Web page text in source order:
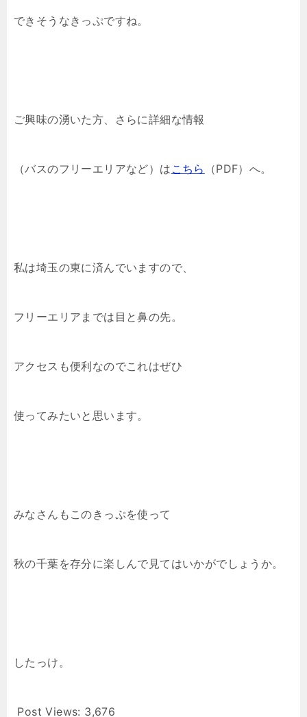
できそうなきっぷですね。
ご興味の湧いた方、さらに詳細な情報
（バスのフリーエリアなど）は こちら （PDF）へ。
私は埼玉の東に済んでいますので、
フリーエリアまでは目と鼻の先。
アクセスも便利なのでこれはぜひ
使ってみたいと思います。
みなさんもこのきっぷを使って
秋の千葉を存分に楽しんで見てはいかがでしょうか。
したっけ。
Post Views: 3,676